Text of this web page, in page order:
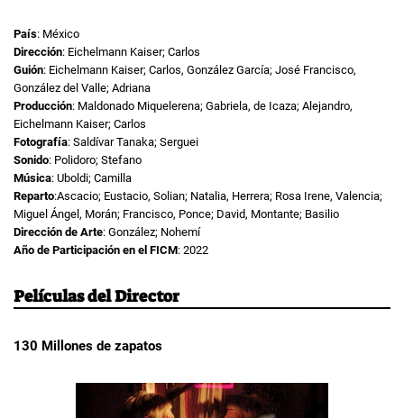
País: México
Dirección: Eichelmann Kaiser; Carlos
Guión: Eichelmann Kaiser; Carlos, González García; José Francisco,
González del Valle; Adriana
Producción: Maldonado Miquelerena; Gabriela, de Icaza; Alejandro,
Eichelmann Kaiser; Carlos
Fotografía: Saldívar Tanaka; Serguei
Sonido: Polidoro; Stefano
Música: Uboldi; Camilla
Reparto:Ascacio; Eustacio, Solian; Natalia, Herrera; Rosa Irene, Valencia;
Miguel Ángel, Morán; Francisco, Ponce; David, Montante; Basilio
Dirección de Arte: González; Nohemí
Año de Participación en el FICM: 2022
Películas del Director
130 Millones de zapatos